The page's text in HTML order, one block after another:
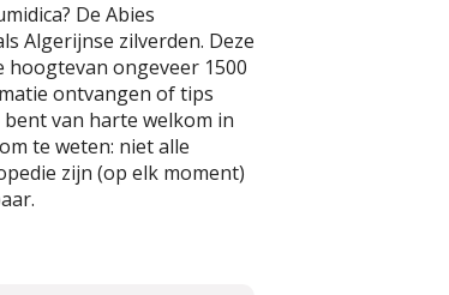
De Abies
Algerijnse zilverden. Deze
hoogtevan ongeveer 1500
ontvangen of tips
bent van harte welkom in
te weten: niet alle
zijn (op elk moment)